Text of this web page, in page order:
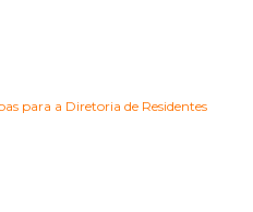
para a Diretoria de Residentes